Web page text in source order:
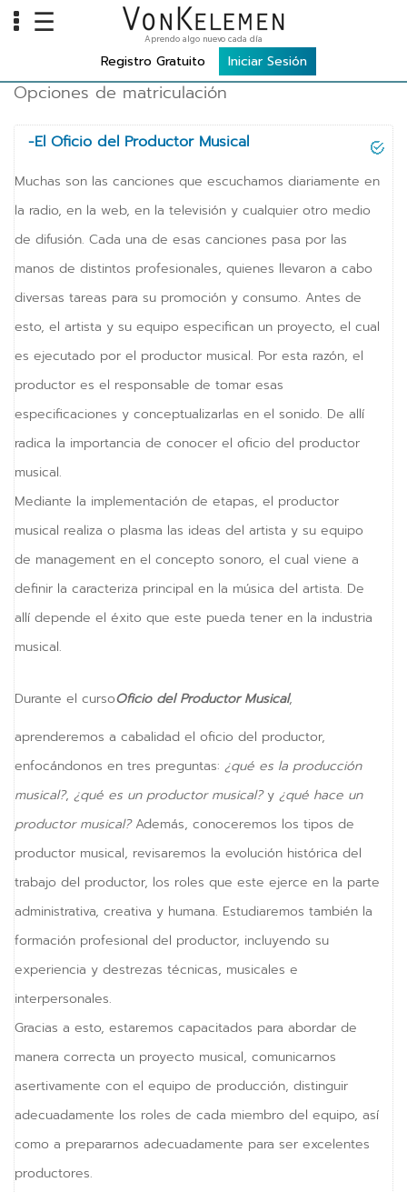
Home
Cursos
TOOLS
vLearn
vTalk
vKonnect
vBox
vPages
☰ Aprendo algo nuevo cada día
Registro Gratuito Iniciar Sesión
Opciones de matriculación
-El Oficio del Productor Musical
Muchas son las canciones que escuchamos diariamente en
la radio, en la web, en la televisión y cualquier otro medio
de difusión. Cada una de esas canciones pasa por las
manos de distintos profesionales, quienes llevaron a cabo
diversas tareas para su promoción y consumo. Antes de
esto, el artista y su equipo especifican un proyecto, el cual
es ejecutado por el productor musical. Por esta razón, el
productor es el responsable de tomar esas
especificaciones y conceptualizarlas en el sonido. De allí
radica la importancia de conocer el oficio del productor
musical.
Mediante la implementación de etapas, el productor
musical realiza o plasma las ideas del artista y su equipo
de management en el concepto sonoro, el cual viene a
definir la caracteriza principal en la música del artista. De
allí depende el éxito que este pueda tener en la industria
musical.
Durante el cursoOficio del Productor Musical,
aprenderemos a cabalidad el oficio del productor,
enfocándonos en tres preguntas: ¿qué es la producción
musical?, ¿qué es un productor musical?y ¿qué hace un
productor musical?Además, conoceremos los tipos de
productor musical, revisaremos la evolución histórica del
trabajo del productor, los roles que este ejerce en la parte
administrativa, creativa y humana. Estudiaremos también la
formación profesional del productor, incluyendo su
experiencia y destrezas técnicas, musicales e
interpersonales.
Gracias a esto, estaremos capacitados para abordar de
manera correcta un proyecto musical, comunicarnos
asertivamente con el equipo de producción, distinguir
adecuadamente los roles de cada miembro del equipo, así
como a prepararnos adecuadamente para ser excelentes
productores.